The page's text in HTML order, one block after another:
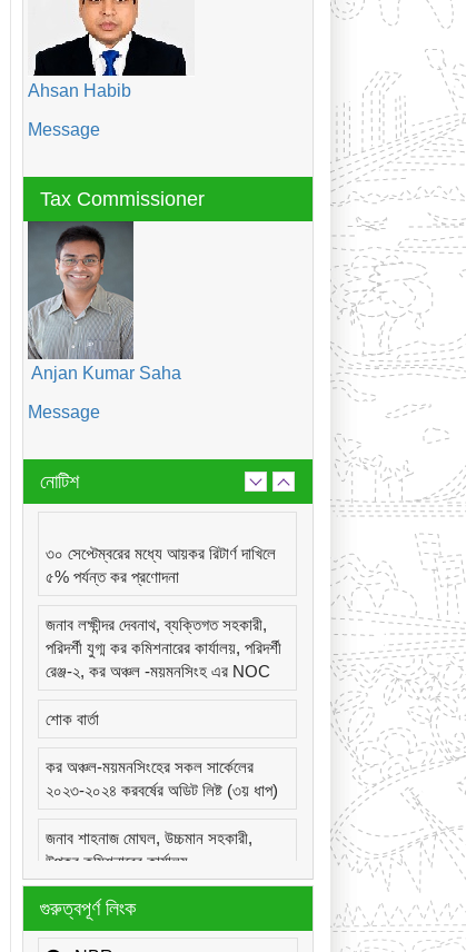
Ahsan Habib
Message
Tax Commissioner
Anjan Kumar Saha
Message
নোটিশ
৩০ সেপ্টেম্বরের মধ্যে আয়কর রিটার্ণ দাখিলে
৫% পর্যন্ত কর প্রণোদনা
জনাব লক্ষীন্দর দেবনাথ, ব্যক্তিগত সহকারী,
পরিদর্শী যুগ্ম কর কমিশনারের কার্যালয়, পরিদর্শী
রেঞ্জ-২, কর অঞ্চল -ময়মনসিংহ এর NOC
শোক বার্তা
কর অঞ্চল-ময়মনসিংহের সকল সার্কেলের
২০২৩-২০২৪ করবর্ষের অডিট লিষ্ট (৩য় ধাপ)
জনাব শাহনাজ মোঘল, উচ্চমান সহকারী,
উপকর কমিশনারের কার্যালয়,
সার্কেল-২২(দূর্গাপুর), কর অঞ্চল -ময়মনসিংহ
এর NOC
গুরুত্বপূর্ণ লিংক